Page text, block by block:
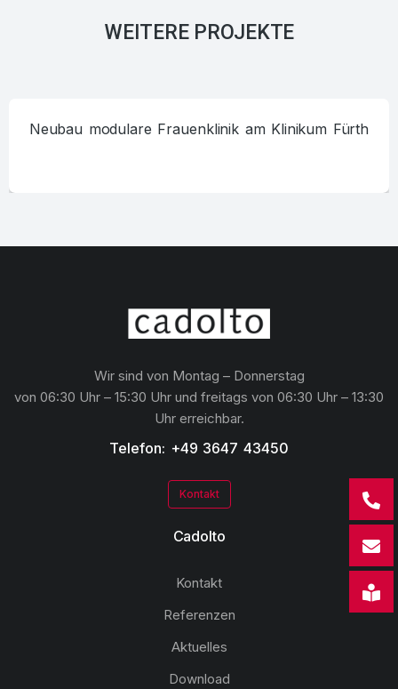
WEITERE PROJEKTE
Neubau modulare Frauenklinik am Klinikum Fürth
Wir sind von Montag – Donnerstag
von 06:30 Uhr – 15:30 Uhr und freitags von 06:30 Uhr – 13:30
Uhr erreichbar.
Telefon: +49 3647 43450
Kontakt
Cadolto
Kontakt
Referenzen
Aktuelles
Download